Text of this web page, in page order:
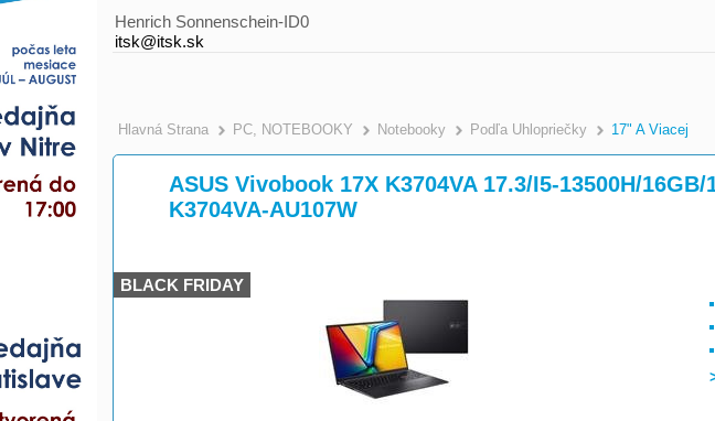
Henrich Sonnenschein-ID0
itsk@itsk.sk
Hlavná Strana >
PC, NOTEBOOKY >
Notebooky >
Podľa Uhlopriečky 17" A Viacej
ASUS Vivobook 17X K3704VA 17.3/I5-13500H/16GB/
K3704VA-AU107W
BLACK FRIDAY